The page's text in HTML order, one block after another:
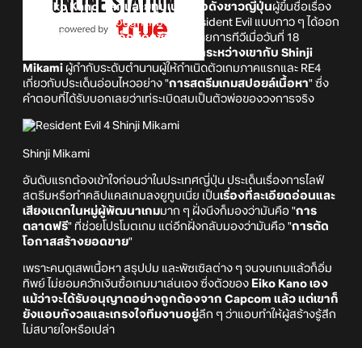
Eiko Kano ตลกและยูทูบเบอร์ชื่อดังชาวญี่ปุ่นผู้ขึ้นชื่อเรื่อง
การทำคลิป Playthrough เกมซีรี่ส์ Resident Evil แบบกาว ๆ ได้ออก
เผยเรื่องราวสุดเอ็กซ์คลูซีฟ
ผ่านรายการทีวีเมื่อวันที่ 18
บทสนทนาระหว่างเขากับ Shinji
Mikami ผู้กำกับระดับตำนานผู้ให้กำเนิดตัวเกมภาคแรกและ RE4
เกี่ยวกับประเด็นอ่อนไหวอย่าง "การสตรีมเกมสปอยล์เนื้อหา" ซึ่ง
คำตอบที่ได้รับบอกเลยว่าเท่ระเบิดสมเป็นตัวพ่อของวงการจริง
Shinji Mikami
อันดับแรกต้องเข้าใจก่อนว่าในประเทศญี่ปุ่น ประเด็นเรื่องการไลฟ์
สตรีมหรือทำคลิปแคสเกมลงยูทูบเนี่ย เป็นเรื่องที่ละเอียดอ่อนและ
เสียงแตกในหมู่ผู้พัฒนาเกมมาก ๆ ฝั่งนึงก็มองว่ามันคือ "การ
ตลาดฟรี" ที่ช่วยโปรโมตเกม แต่อีกฝั่งกลับมองว่ามันคือ "การตัด
โอกาสสร้างยอดขาย"
เพราะคนดูเสพเนื้อหา สรุปปม และพัซเซิลต่าง ๆ จนจบเกมแล้วก็อิ่ม
ทิพย์ ไม่ยอมควักเงินซื้อเกมมาเล่นเอง ซึ่งตัวของ Eiko Kano เอง
แม้ว่าจะได้รับอนุญาตอย่างถูกต้องจาก Capcom แล้ว แต่เขาก็
ยังแอบกังวลและเกรงใจทีมงานอยู่ลึก ๆ ว่าแอบทำให้ผู้สร้างรู้สึก
ไม่สบายใจหรือเปล่า